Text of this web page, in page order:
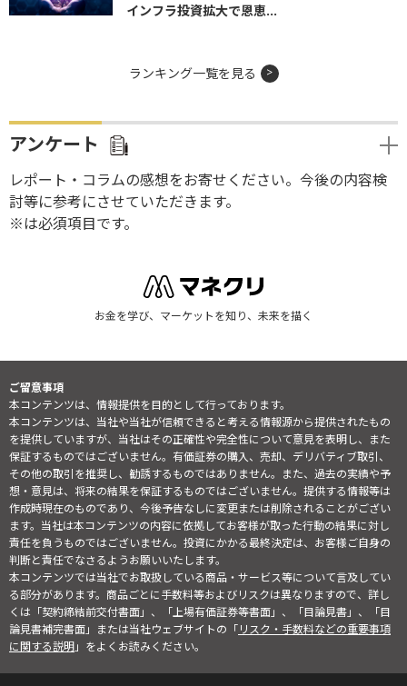
インフラ投資拡大で恩恵...
ランキング一覧を見る
アンケート
レポート・コラムの感想をお寄せください。今後の内容検
討等に参考にさせていただきます。
※は必須項目です。
お金を学び、マーケットを知り、未来を描く
ご留意事項
本コンテンツは、情報提供を目的として行っております。
本コンテンツは、当社や当社が信頼できると考える情報源から提供されたもの
を提供していますが、当社はその正確性や完全性について意見を表明し、また
保証するものではございません。有価証券の購入、売却、デリバティブ取引、
その他の取引を推奨し、勧誘するものではありません。また、過去の実績や予
想・意見は、将来の結果を保証するものではございません。提供する情報等は
作成時現在のものであり、今後予告なしに変更または削除されることがござい
ます。当社は本コンテンツの内容に依拠してお客様が取った行動の結果に対し
責任を負うものではございません。投資にかかる最終決定は、お客様ご自身の
判断と責任でなさるようお願いいたします。
本コンテンツでは当社でお取扱している商品・サービス等について言及してい
る部分があります。商品ごとに手数料等およびリスクは異なりますので、詳し
くは「契約締結前交付書面」、「上場有価証券等書面」、「目論見書」、「目
論見書補完書面」または当社ウェブサイトの「リスク・手数料などの重要事項
に関する説明」をよくお読みください。